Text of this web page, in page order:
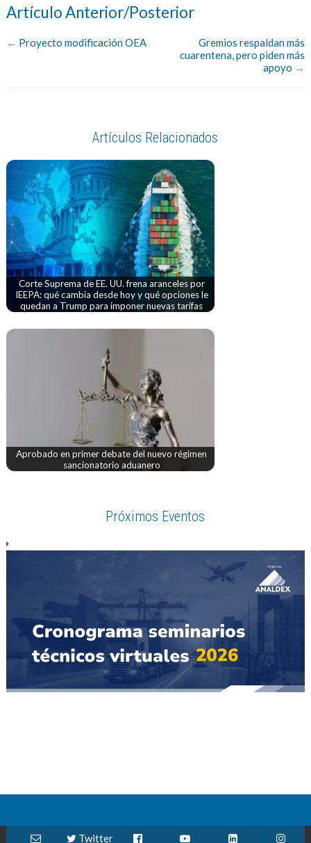
Artículo Anterior/Posterior
← Proyecto modificación OEA
Gremios respaldan más
cuarentena, pero piden más
apoyo →
Artículos Relacionados
Corte Suprema de EE. UU. frena aranceles por
IEEPA: qué cambia desde hoy y qué opciones le
quedan a Trump para imponer nuevas tarifas
Aprobado en primer debate del nuevo régimen
sancionatorio aduanero
Próximos Eventos
Twitter